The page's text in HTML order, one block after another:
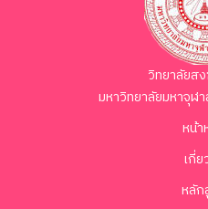
วิทยาลัยส
มหาวิทยาลัยมหาจุฬ
หน้า
เกี่
หลั